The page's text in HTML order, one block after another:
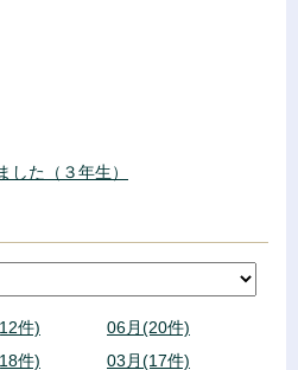
した（３年生）
件)
06月(20件)
件)
03月(17件)